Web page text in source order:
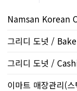
그리디 도넛 /
그리디 도넛 /